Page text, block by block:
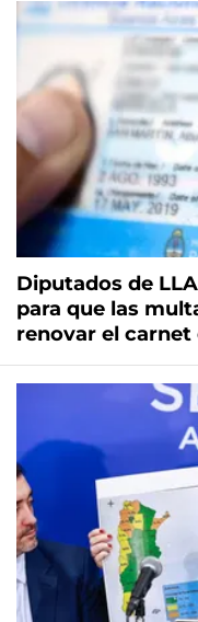
Diputados de
para que las
renovar el